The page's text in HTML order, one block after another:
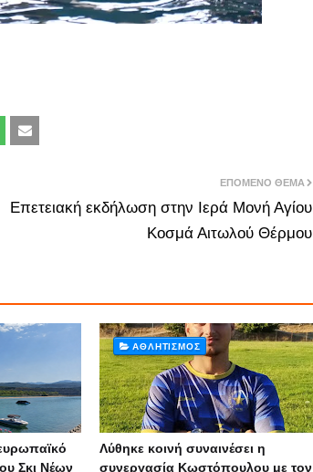
ΕΠΌΜΕΝΟ ΘΈΜΑ
Επετειακή εκδήλωση στην Ιερά Μονή Αγίου
Κοσμά Αιτωλού Θέρμου
Σκι Νέων
ΑΘΛΗΤΙΣΜΌΣ
Λύθηκε κοινή συναινέσει η
συνεργασία Κωστόπουλου με τον